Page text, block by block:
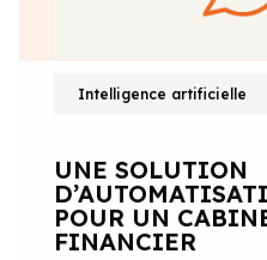
Intelligence artificielle
UNE SOLUTION
POUR UN
FINANCIER